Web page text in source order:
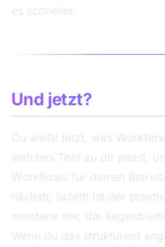
es schneller.
Und jetzt?
Du weißt jetzt, was
welches Tool zu dir passt,
Workflows für deinen
nächste Schritt ist der
meistens der, der
Wenn du das strukturiert